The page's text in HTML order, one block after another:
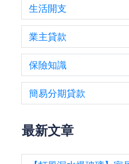
生活開支
業主貸款
保險知識
簡易分期貸款
最新文章